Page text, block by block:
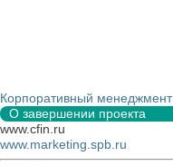
Корпоративный менеджмент
О завершении проекта
www.cfin.ru
www.marketing.spb.ru